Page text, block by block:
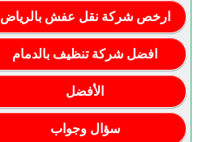
ارخص شركة نقل عفش بالرياض
افضل شركة تنظيف بالدمام
الأفضل
سؤال وجواب